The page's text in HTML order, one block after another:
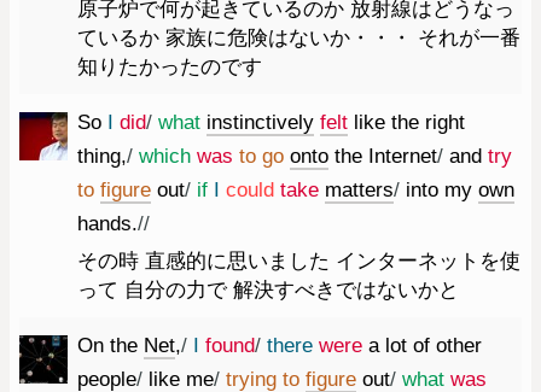
原子炉で何が起きているのか 放射線はどうなっ
ているか 家族に危険はないか・・・ それが一番
知りたかったのです
So I did/ what instinctively felt like the right
thing,/ which was to go onto the Internet/ and try
to figure out/ if I could take matters/ into my own
hands.//
その時 直感的に思いました インターネットを使
って 自分の力で 解決すべきではないかと
On the Net,/ I found/ there were a lot of other
people/ like me/ trying to figure out/ what was